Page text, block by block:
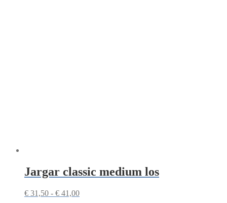
Jargar classic medium los
€ 31,50 - € 41,00Prijsklasse: